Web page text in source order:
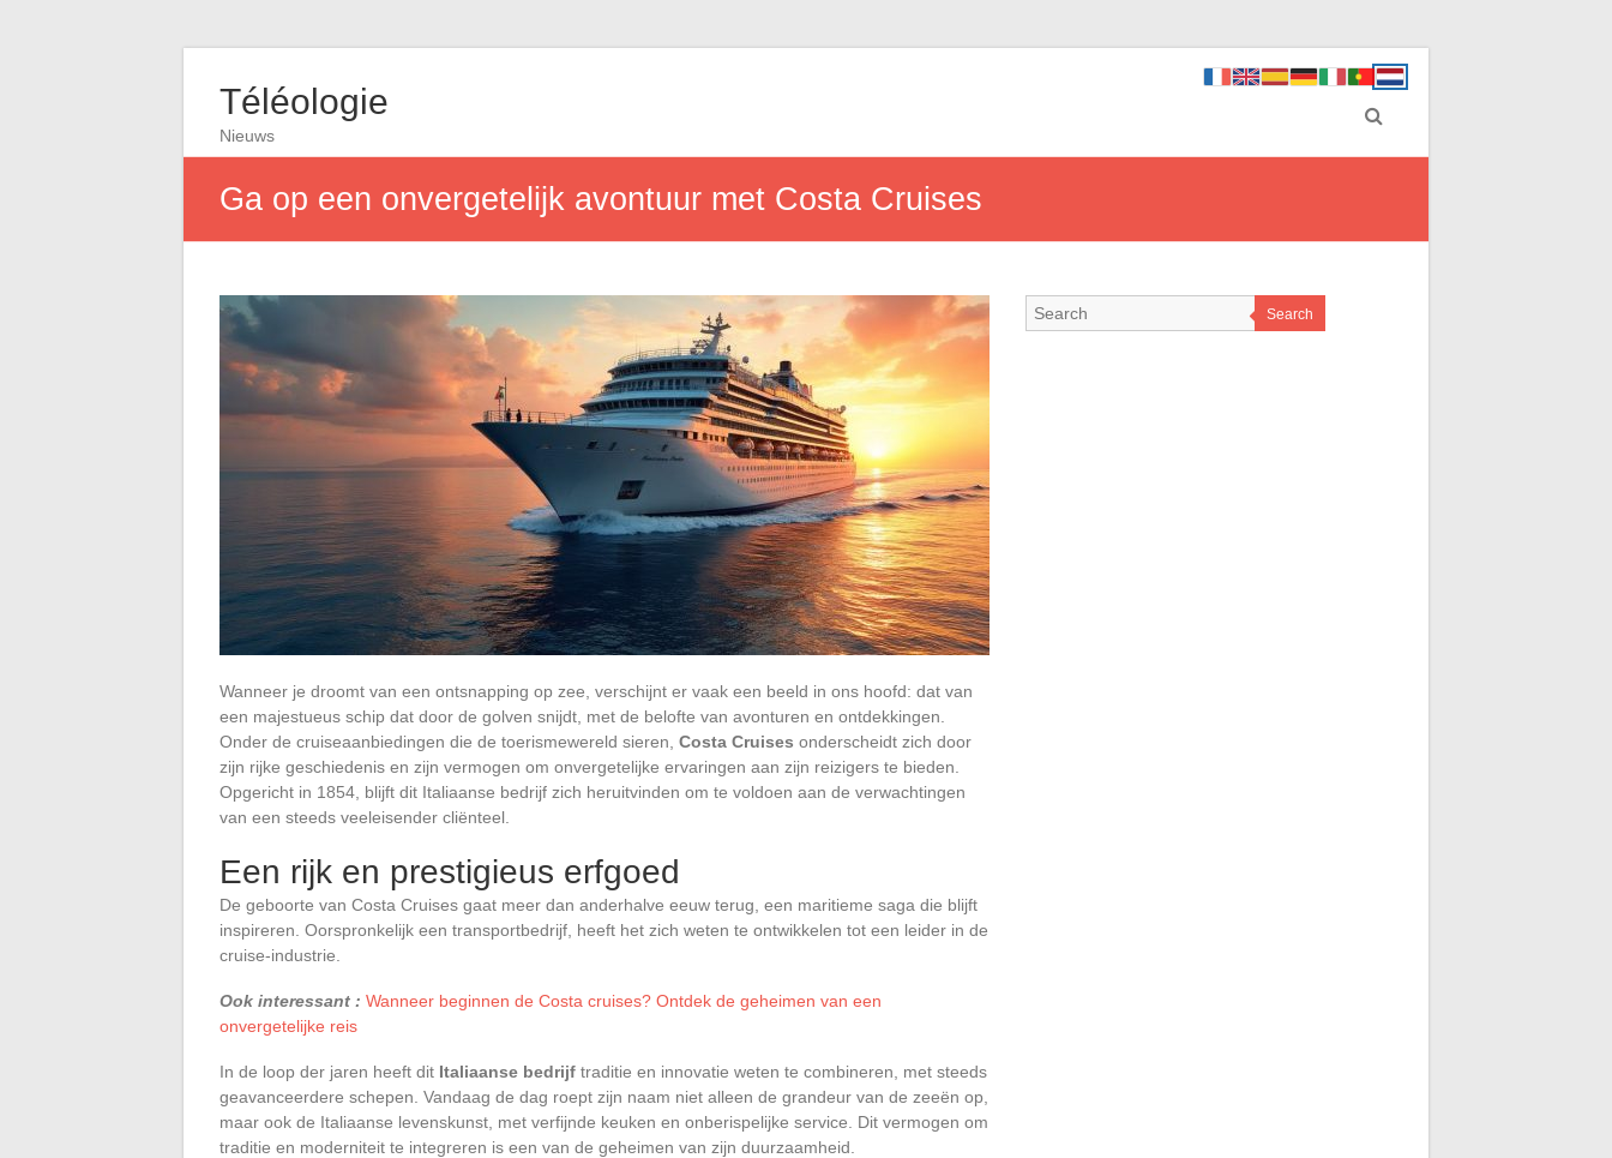
Téléologie
Nieuws
Ga op een onvergetelijk avontuur met Costa Cruises
Wanneer je droomt van een ontsnapping op zee, verschijnt er vaak een beeld in ons hoofd: dat van
een majestueus schip dat door de golven snijdt, met de belofte van avonturen en ontdekkingen.
Onder de cruiseaanbiedingen die de toerismewereld sieren, Costa Cruises onderscheidt zich door
zijn rijke geschiedenis en zijn vermogen om onvergetelijke ervaringen aan zijn reizigers te bieden.
Opgericht in 1854, blijft dit Italiaanse bedrijf zich heruitvinden om te voldoen aan de verwachtingen
van een steeds veeleisender cliënteel.
Een rijk en prestigieus erfgoed
De geboorte van Costa Cruises gaat meer dan anderhalve eeuw terug, een maritieme saga die blijft
inspireren. Oorspronkelijk een transportbedrijf, heeft het zich weten te ontwikkelen tot een leider in de
cruise-industrie.
Ook interessant : Wanneer beginnen de Costa cruises? Ontdek de geheimen van een
onvergetelijke reis
In de loop der jaren heeft dit Italiaanse bedrijf traditie en innovatie weten te combineren, met steeds
geavanceerdere schepen. Vandaag de dag roept zijn naam niet alleen de grandeur van de zeeën op,
maar ook de Italiaanse levenskunst, met verfijnde keuken en onberispelijke service. Dit vermogen om
traditie en moderniteit te integreren is een van de geheimen van zijn duurzaamheid.
Search